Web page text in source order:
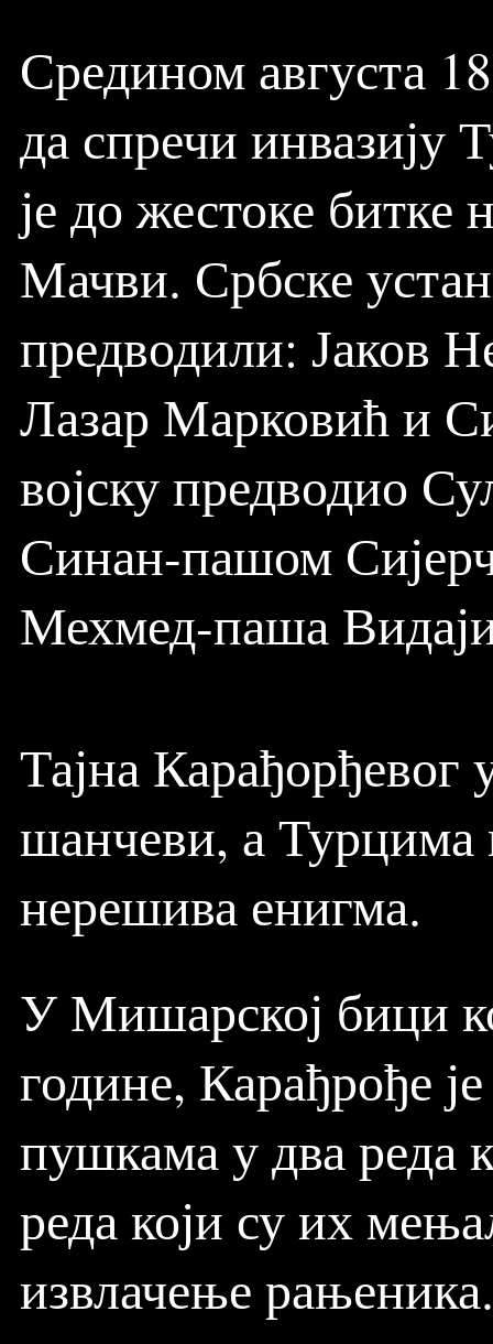
Средином августа
да спречи инвазију
је до жестоке
Мачви. Србске
предводили: Јаков
Лазар Марковић и
војску предводио
Синан-пашом
Мехмед-паша
Тајна Карађорђевог
шанчеви, а Турцима
нерешива енигма.
У Мишарској бици
године, Карађрође
пушкама у два реда
реда који су их
извлачење